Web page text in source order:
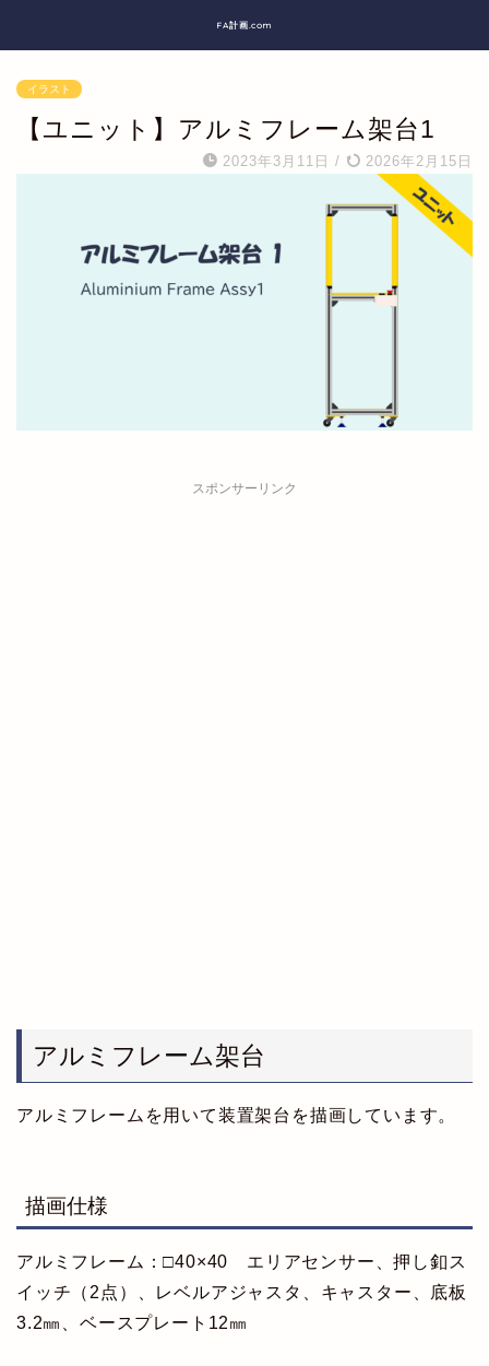
FA計画.com
イラスト
【ユニット】アルミフレーム架台1
2023年3月11日 / 2026年2月15日
スポンサーリンク
アルミフレーム架台
アルミフレームを用いて装置架台を描画しています。
描画仕様
アルミフレーム：□40×40 エリアセンサー、押し釦ス
イッチ（2点）、レベルアジャスタ、キャスター、底板
3.2㎜、ベースプレート12㎜